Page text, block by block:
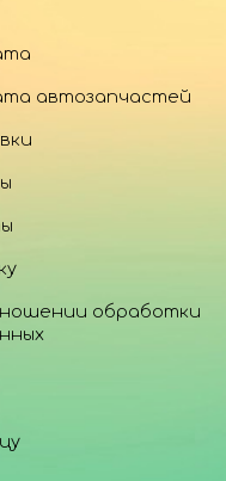
автозапчастей
обработки